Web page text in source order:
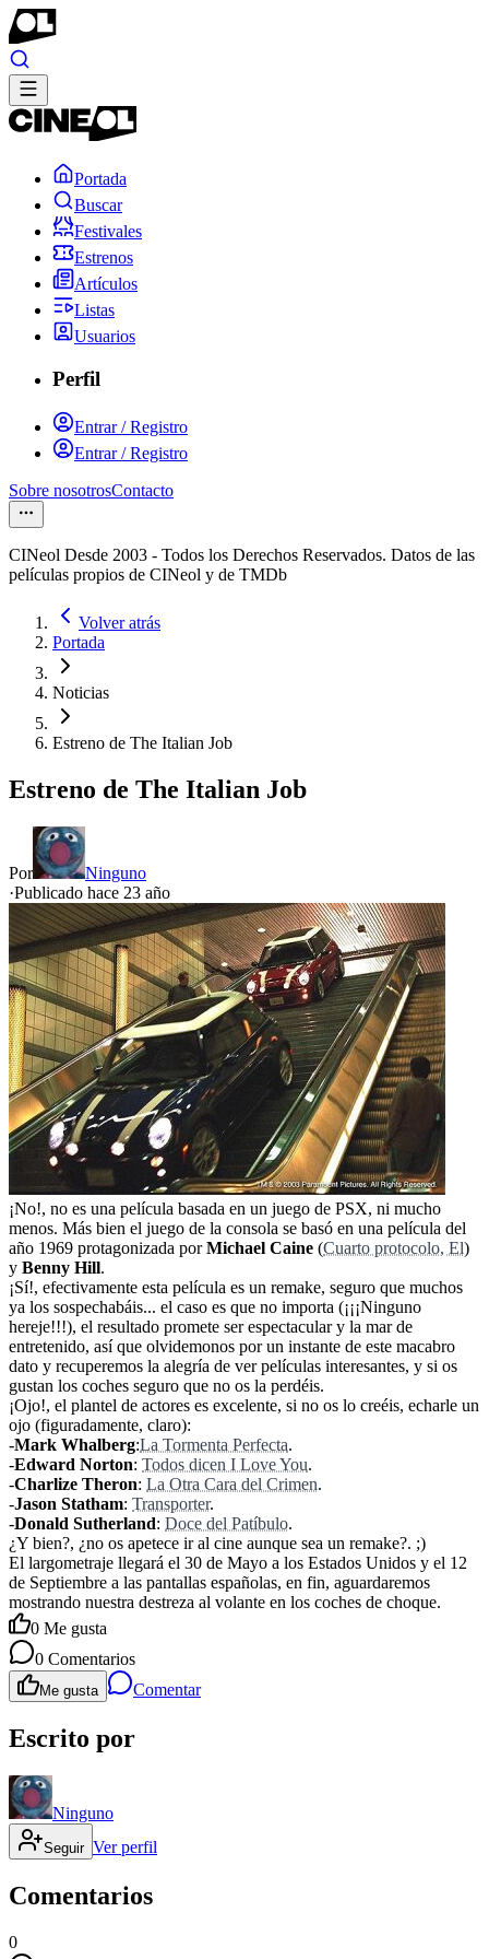
Portada
Buscar
Festivales
Estrenos
Artículos
Listas
Usuarios
Perfil
Entrar / Registro
Entrar / Registro
Sobre nosotrosContacto
CINeol Desde 2003 - Todos los Derechos Reservados. Datos de las
películas propios de CINeol y de TMDb
Volver atrás
Portada
Noticias
Estreno de The Italian Job
Estreno de The Italian Job
Por
Ninguno
·Publicado hace 23 año
¡No!, no es una película basada en un juego de PSX, ni mucho
menos. Más bien el juego de la consola se basó en una película del
año 1969 protagonizada porMichael Caine (Cuarto protocolo, El)
y Benny Hill.
¡Sí!, efectivamente esta película es un remake, seguro que muchos
ya los sospechabáis... el caso es que no importa (¡¡¡Ninguno
hereje!!!), el resultado promete ser espectacular y la mar de
entretenido, así que olvidemonos por un instante de este macabro
dato y recuperemos la alegría de ver películas interesantes, y si os
gustan los coches seguro que no os la perdéis.
¡Ojo!, el plantel de actores es excelente, si no os lo creéis, echarle un
ojo (figuradamente, claro):
-Mark Whalberg:La Tormenta Perfecta.
-Edward Norton: Todos dicen I Love You.
-Charlize Theron: La Otra Cara del Crimen.
-Jason Statham: Transporter.
-Donald Sutherland: Doce del Patíbulo.
¿Y bien?, ¿no os apetece ir al cine aunque sea un remake?. ;)
El largometraje llegará el 30 de Mayo a los Estados Unidos y el 12
de Septiembre a las pantallas españolas, en fin, aguardaremos
mostrando nuestra destreza al volante en los coches de choque.
0 Me gusta
0 Comentarios
Me gusta Comentar
Escrito por
Ninguno
Seguir Ver perfil
Comentarios
0